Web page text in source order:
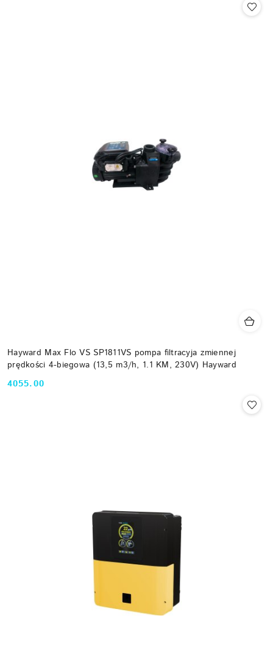
Hayward Max Flo VS SP1811VS pompa filtracyja zmiennej
prędkości 4-biegowa (13,5 m3/h, 1.1 KM, 230V) Hayward
Cena:
4055.00